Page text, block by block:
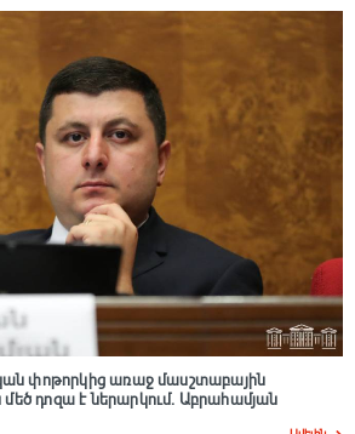
փոթորկից առաջ մասշտաբային
դnզա է ներարկում․ Աբրահամյան